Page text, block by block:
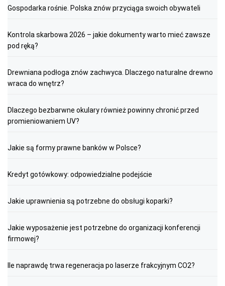
Gospodarka rośnie. Polska znów przyciąga swoich obywateli
Kontrola skarbowa 2026 – jakie dokumenty warto mieć zawsze
pod ręką?
Drewniana podłoga znów zachwyca. Dlaczego naturalne drewno
wraca do wnętrz?
Dlaczego bezbarwne okulary również powinny chronić przed
promieniowaniem UV?
Jakie są formy prawne banków w Polsce?
Kredyt gotówkowy: odpowiedzialne podejście
Jakie uprawnienia są potrzebne do obsługi koparki?
Jakie wyposażenie jest potrzebne do organizacji konferencji
firmowej?
Ile naprawdę trwa regeneracja po laserze frakcyjnym CO2?